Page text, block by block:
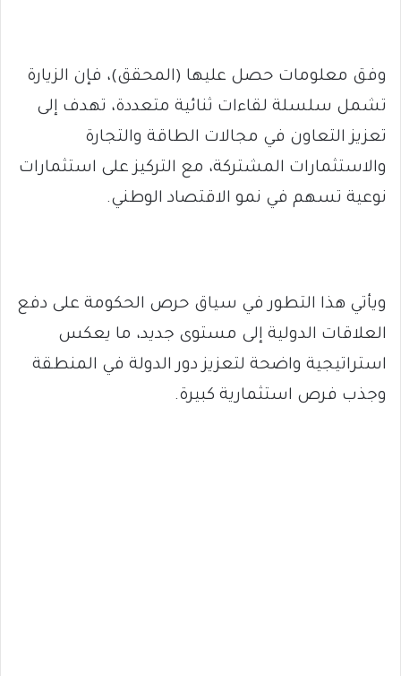
وفق معلومات حصل عليها (المحقق)، فإن الزيارة
تشمل سلسلة لقاءات ثنائية متعددة، تهدف إلى
تعزيز التعاون في مجالات الطاقة والتجارة
والاستثمارات المشتركة، مع التركيز على استثمارات
نوعية تسهم في نمو الاقتصاد الوطني.
ويأتي هذا التطور في سياق حرص الحكومة على دفع
العلاقات الدولية إلى مستوى جديد، ما يعكس
استراتيجية واضحة لتعزيز دور الدولة في المنطقة
وجذب فرص استثمارية كبيرة.